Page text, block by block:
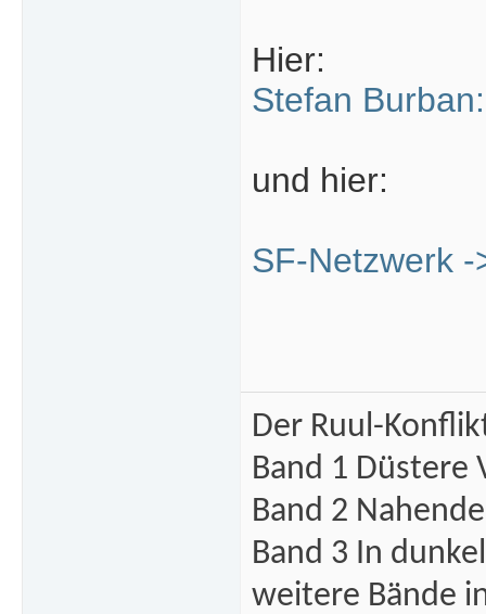
Hier:
Stefan
und hier:
SF-Netzwerk
Der Ruul-
Band 1 Düstere
Band 2
Band 3 In
weitere Bände